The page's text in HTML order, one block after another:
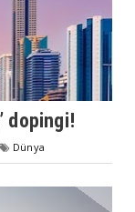
dopingi!
Dünya